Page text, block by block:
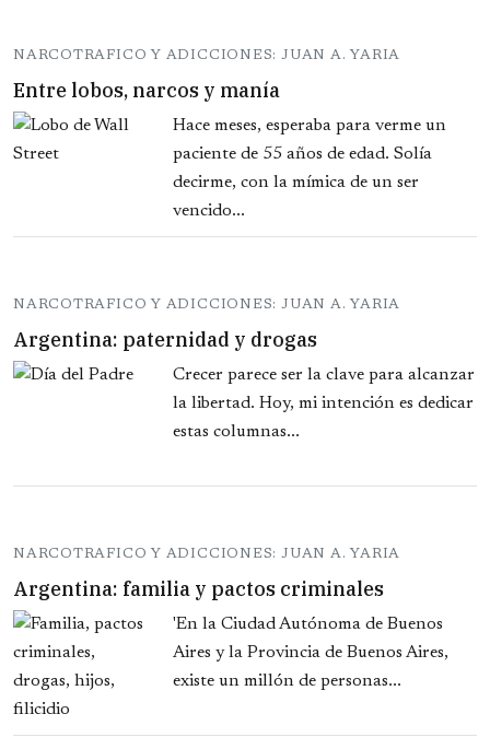
NARCOTRAFICO Y ADICCIONES: JUAN A. YARIA
Entre lobos, narcos y manía
Hace meses, esperaba para verme un
paciente de 55 años de edad. Solía
decirme, con la mímica de un ser
vencido...
NARCOTRAFICO Y ADICCIONES: JUAN A. YARIA
Argentina: paternidad y drogas
Crecer parece ser la clave para alcanzar
la libertad. Hoy, mi intención es dedicar
estas columnas...
NARCOTRAFICO Y ADICCIONES: JUAN A. YARIA
Argentina: familia y pactos criminales
'En la Ciudad Autónoma de Buenos
Aires y la Provincia de Buenos Aires,
existe un millón de personas...